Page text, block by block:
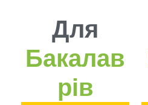
Для
Бакалав
Рів